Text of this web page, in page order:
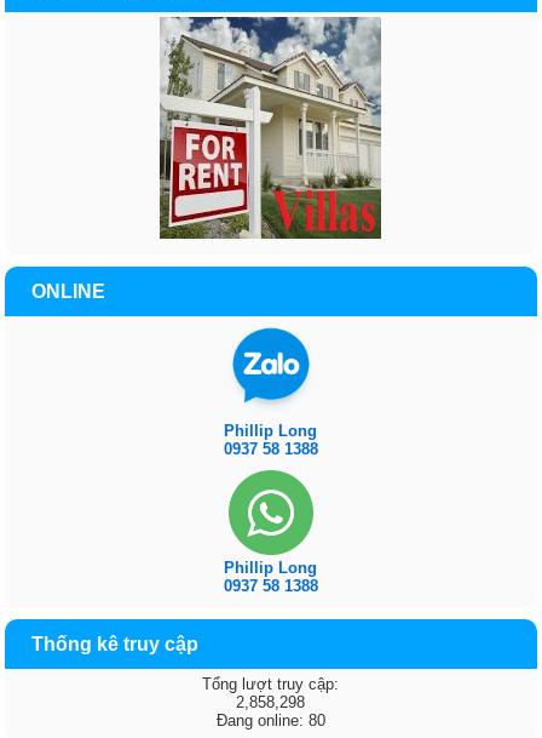
ONLINE
Phillip Long
0937 58 1388
Phillip Long
0937 58 1388
Thống kê truy cập
Tổng lượt truy cập:
2,858,298
Đang online: 80